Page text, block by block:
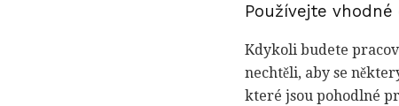
Používejte
Kdykoli budete
nechtěli, aby se
které jsou pohodlné